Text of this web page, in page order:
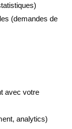
(demandes de
avec votre
analytics)